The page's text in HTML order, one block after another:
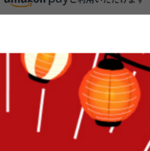
ン&ベージュ
レイアウトが自由なロータイプコ
面、背もたれ共に体にフィットす
フにも最適です。ロースタイルな
にご購入頂けます。安全・安心の
はこのソファでまったりと1日中